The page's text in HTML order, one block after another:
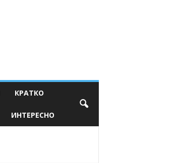
КРАТКО
ИНТЕРЕСНО